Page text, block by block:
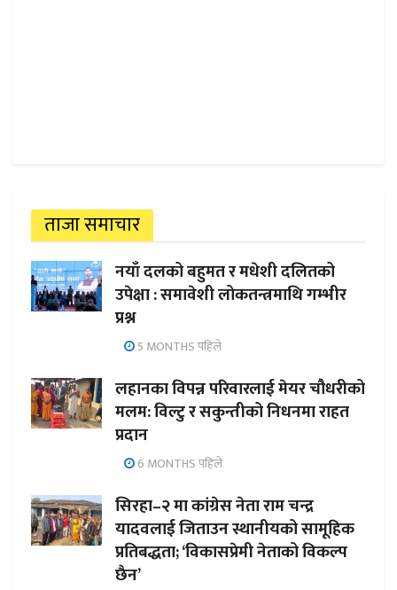
ताजा समाचार
नयाँ दलको बहुमत र मधेशी दलितको
उपेक्षा : समावेशी लोकतन्त्रमाथि गम्भीर
प्रश्न
5 MONTHS पहिले
लहानका विपन्न परिवारलाई मेयर चौधरीको
मलम: विल्टु र सकुन्तीको निधनमा राहत
प्रदान
6 MONTHS पहिले
सिरहा–२ मा कांग्रेस नेता राम चन्द्र
यादवलाई जिताउन स्थानीयको सामूहिक
प्रतिबद्धता; ‘विकासप्रेमी नेताको विकल्प
छैन’